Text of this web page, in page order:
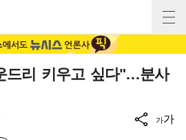
드리 키우고 싶다"…분사
가가